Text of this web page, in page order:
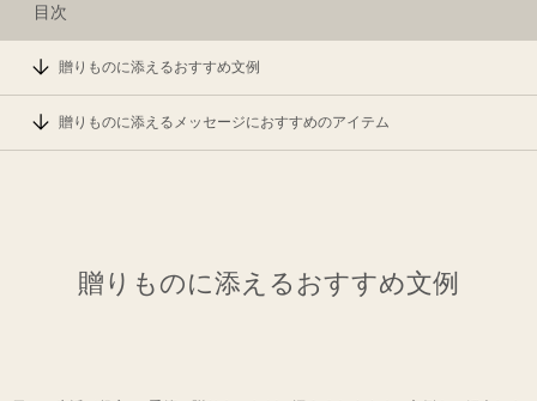
目次
贈りものに添えるおすすめ文例
贈りものに添えるメッセージにおすすめのアイテム
贈りものに添えるおすすめ文例